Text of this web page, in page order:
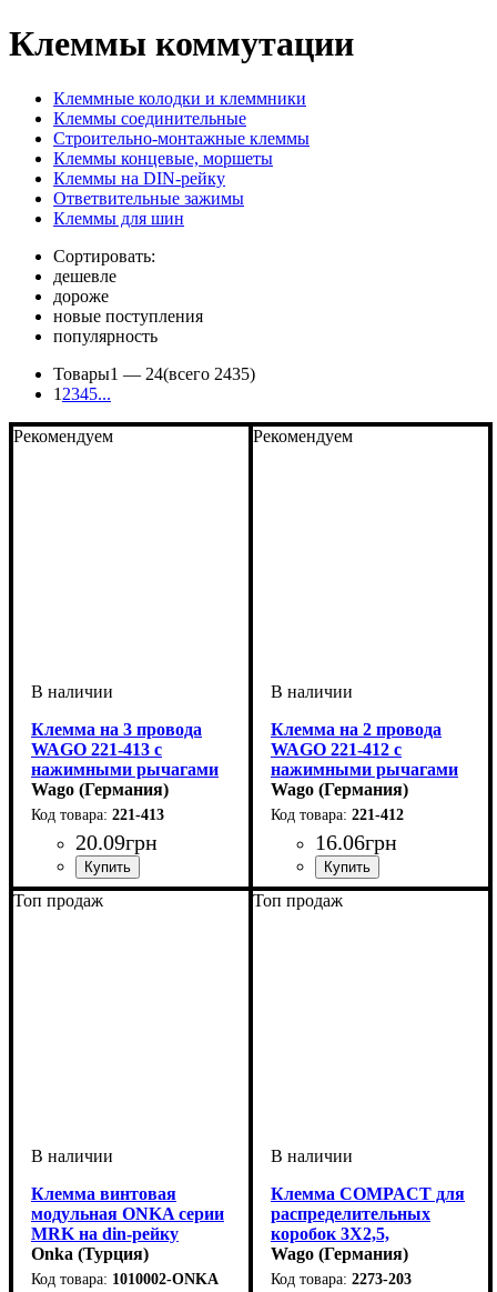
Клеммы коммутации
Клеммные колодки и клеммники
Клеммы соединительные
Строительно-монтажные клеммы
Клеммы концевые, моршеты
Клеммы на DIN-рейку
Ответвительные зажимы
Клеммы для шин
Сортировать:
дешевле
дороже
новые поступления
популярность
Товары1 — 24(всего 2435)
1 2345...
Рекомендуем
Клемма на 3 провода
WAGO 221-413 с
нажимными рычагами
Wago (Германия)
221-413
20.09грн
Устройство: клемма
Количество полюсов: 3
Сечение провода: 0,08-4
Наличие пасты: Нет
Тип: рычажный
Серия: 221
Рекомендуем
Клемма на 2 провода
WAGO 221-412 с
нажимными рычагами
Wago (Германия)
221-412
16.06грн
Устройство: клемма
Количество полюсов: 2
Сечение провода: 0,08-4
Наличие пасты: Нет
Тип: рычажный
Серия: 221
Топ продаж
Клемма винтовая
модульная ONKA серии
MRK на din-рейку
сечение 1,5мм2, 17,5 А,
750 В
Onka (Турция)
1010002-ONKA
Топ продаж
Клемма COMPACT для
распределительных
коробок 3X2,5,
прозрачная / желтая, без
пасты
Wago (Германия)
2273-203